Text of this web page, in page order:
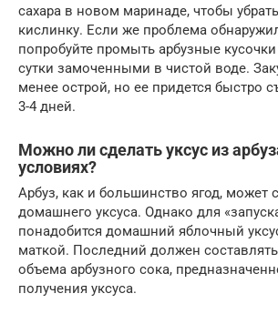
сахара в новом маринаде, чтобы
кислинку. Если же проблема
попробуйте промыть арбузные
сутки замоченными в чистой воде.
менее острой, но ее придется быстро
3-4 дней.
Можно ли сделать уксус из
условиях?
Арбуз, как и большинство ягод, может
домашнего уксуса. Однако для
понадобится домашний яблочный
маткой. Последний должен
объема арбузного сока,
получения уксуса.